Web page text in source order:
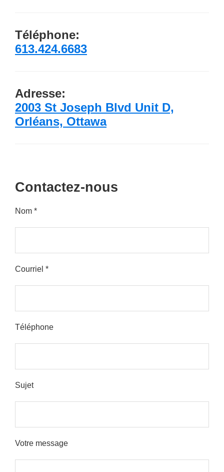
Téléphone:
613.424.6683
Adresse:
2003 St Joseph Blvd Unit D,
Orléans, Ottawa
Contactez-nous
Nom *
Courriel *
Please leave this field empty.
Téléphone
Sujet
Votre message